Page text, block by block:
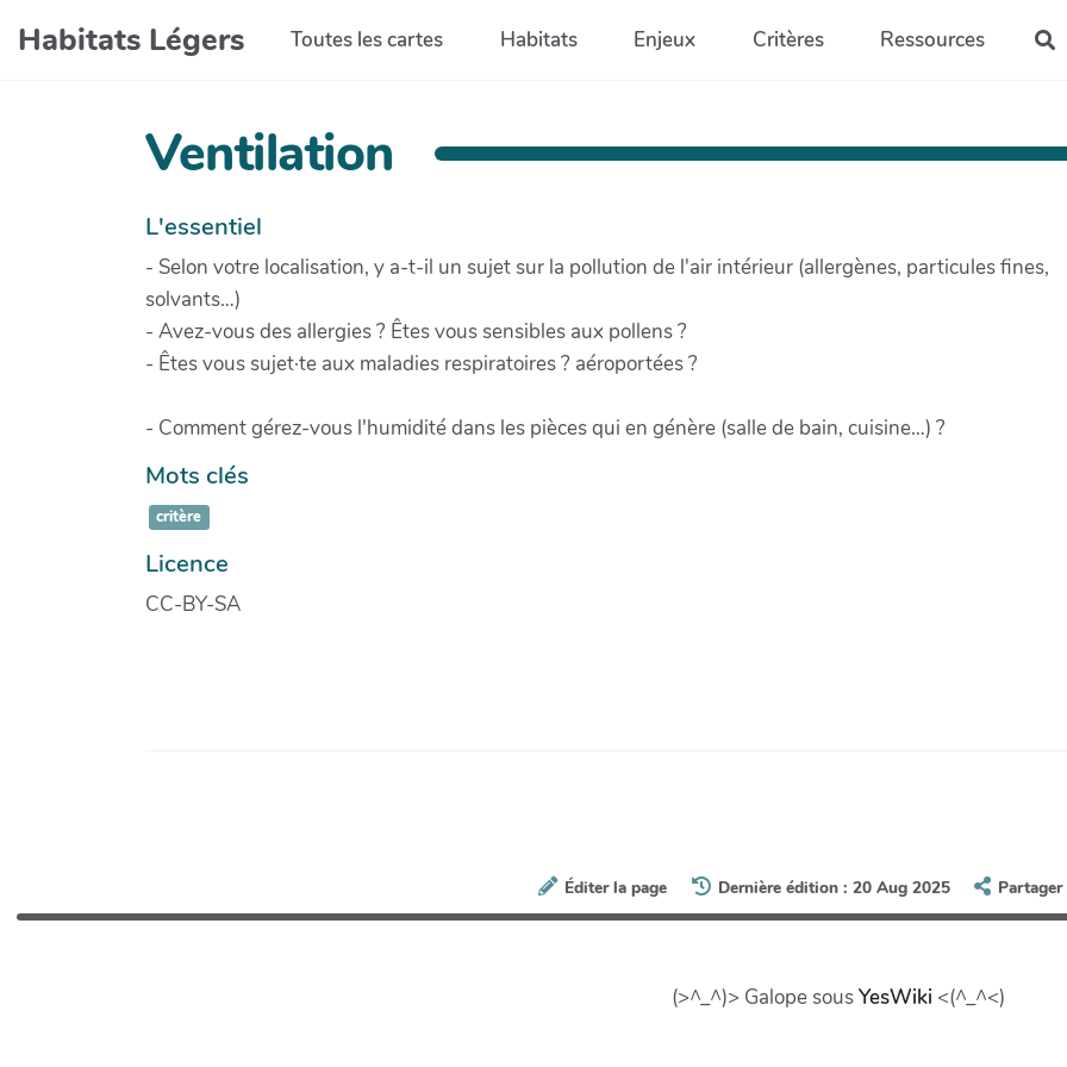
Aller au contenu principal
Habitats Légers Toutes les cartes Habitats Enjeux Critères Ressources
Ventilation
L'essentiel
- Selon votre localisation, y a-t-il un sujet sur la pollution de l'air intérieur (allergènes, particules fines,
solvants…)
- Avez-vous des allergies ? Êtes vous sensibles aux pollens ?
- Êtes vous sujet·te aux maladies respiratoires ? aéroportées ?
- Comment gérez-vous l'humidité dans les pièces qui en génère (salle de bain, cuisine…) ?
Mots clés
critère
Licence
CC-BY-SA
Éditer la page Dernière édition : 20 Aug 2025 Partager
(>^_^)> Galope sousYesWiki <(^_^<)